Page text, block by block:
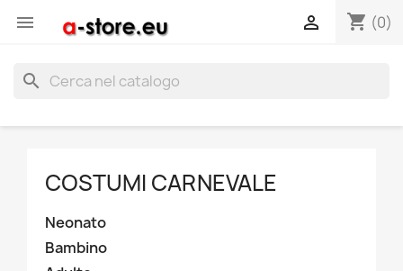
 shopping_cart (0)

search
COSTUMI CARNEVALE
Neonato
Bambino